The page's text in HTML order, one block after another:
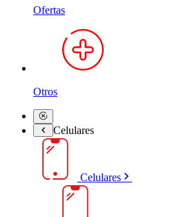
Ofertas
Otros
Celulares
Celulares